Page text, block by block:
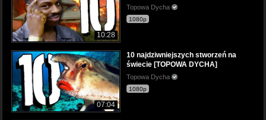
10:28
Topowa Dycha
1080p
07:04
10 najdziwniejszych stworzeń na
świecie [TOPOWA DYCHA]
Topowa Dycha
1080p